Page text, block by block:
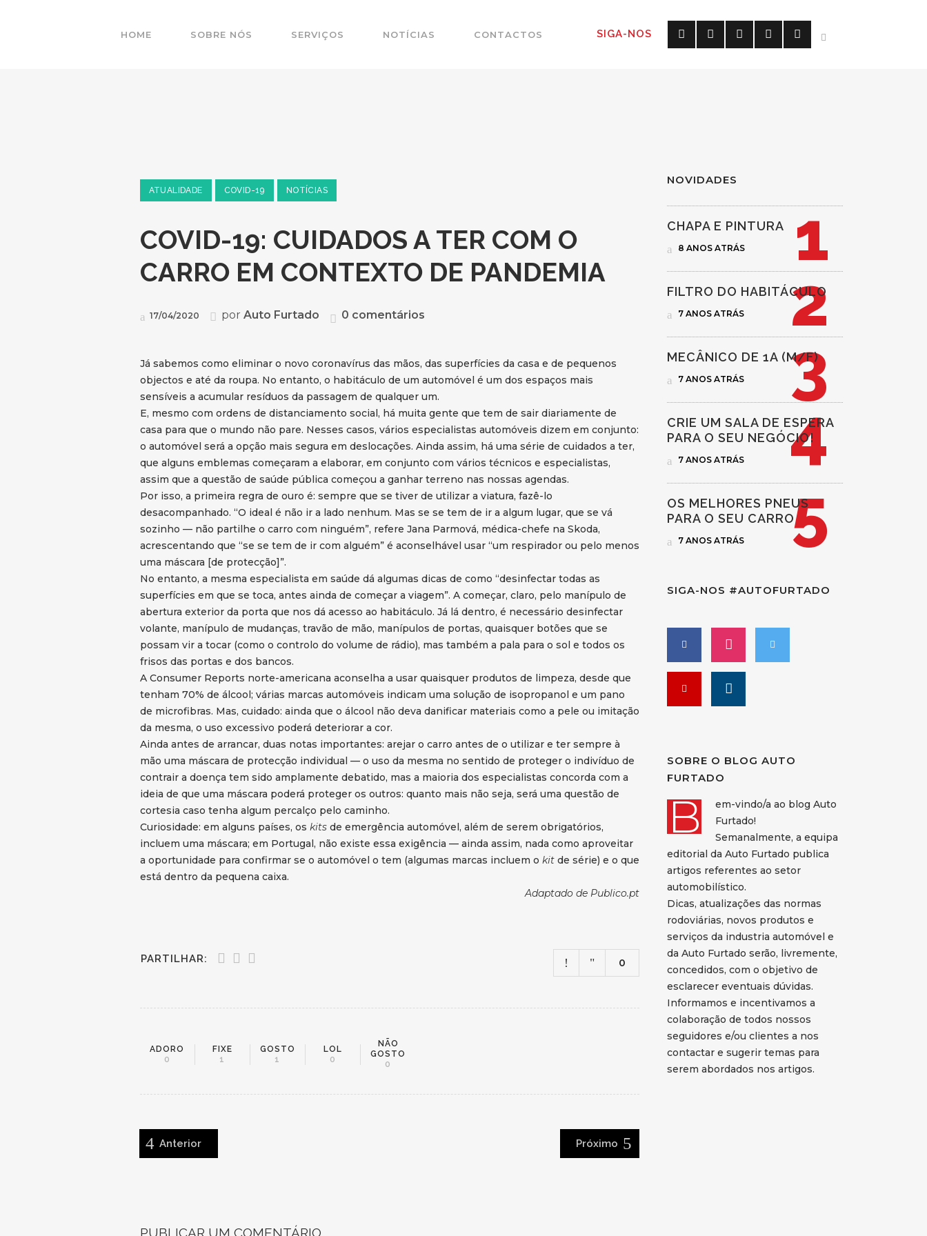
SIGA-NOS
HOME SOBRE NÓS SERVIÇOS NOTÍCIAS CONTACTOS
COVID-19: CUIDADOS A TER COM O
CARRO EM CONTEXTO DE PANDEMIA
ATUALIDADE COVID-19 NOTÍCIAS
COVID-19: CUIDADOS A TER COM O
CARRO EM CONTEXTO DE PANDEMIA
17/04/2020 por Auto Furtado 0 comentários
Já sabemos como eliminar o novo coronavírus das mãos, das superfícies da casa e de pequenos
objectos e até da roupa. No entanto, o habitáculo de um automóvel é um dos espaços mais
sensíveis a acumular resíduos da passagem de qualquer um.
E, mesmo com ordens de distanciamento social, há muita gente que tem de sair diariamente de
casa para que o mundo não pare. Nesses casos, vários especialistas automóveis dizem em conjunto:
o automóvel será a opção mais segura em deslocações. Ainda assim, há uma série de cuidados a ter,
que alguns emblemas começaram a elaborar, em conjunto com vários técnicos e especialistas,
assim que a questão de saúde pública começou a ganhar terreno nas nossas agendas.
Por isso, a primeira regra de ouro é: sempre que se tiver de utilizar a viatura, fazê-lo
desacompanhado. “O ideal é não ir a lado nenhum. Mas se se tem de ir a algum lugar, que se vá
sozinho — não partilhe o carro com ninguém”, refere Jana Parmová, médica-chefe na Skoda,
acrescentando que “se se tem de ir com alguém” é aconselhável usar “um respirador ou pelo menos
uma máscara [de protecção]”.
No entanto, a mesma especialista em saúde dá algumas dicas de como “desinfectar todas as
superfícies em que se toca, antes ainda de começar a viagem”. A começar, claro, pelo manípulo de
abertura exterior da porta que nos dá acesso ao habitáculo. Já lá dentro, é necessário desinfectar
volante, manípulo de mudanças, travão de mão, manípulos de portas, quaisquer botões que se
possam vir a tocar (como o controlo do volume de rádio), mas também a pala para o sol e todos os
frisos das portas e dos bancos.
A Consumer Reports norte-americana aconselha a usar quaisquer produtos de limpeza, desde que
tenham 70% de álcool; várias marcas automóveis indicam uma solução de isopropanol e um pano
de microfibras. Mas, cuidado: ainda que o álcool não deva danificar materiais como a pele ou imitação
da mesma, o uso excessivo poderá deteriorar a cor.
Ainda antes de arrancar, duas notas importantes: arejar o carro antes de o utilizar e ter sempre à
mão uma máscara de protecção individual — o uso da mesma no sentido de proteger o indivíduo de
contrair a doença tem sido amplamente debatido, mas a maioria dos especialistas concorda com a
ideia de que uma máscara poderá proteger os outros: quanto mais não seja, será uma questão de
cortesia caso tenha algum percalço pelo caminho.
Curiosidade: em alguns países, os kits de emergência automóvel, além de serem obrigatórios,
incluem uma máscara; em Portugal, não existe essa exigência — ainda assim, nada como aproveitar
a oportunidade para confirmar se o automóvel o tem (algumas marcas incluem o kitde série) e o que
está dentro da pequena caixa.
Adaptado de Publico.pt
PARTILHAR: 0
ADORO
0
FIXE
1
GOSTO
1
LOL
0
NÃO
GOSTO
0
Anterior Próximo
PUBLICAR UM COMENTÁRIO
NOVIDADES
CHAPA E PINTURA
8 ANOS ATRÁS
FILTRO DO HABITÁCULO
7 ANOS ATRÁS
MECÂNICO DE 1A (M/F)
7 ANOS ATRÁS
CRIE UM SALA DE ESPERA
PARA O SEU NEGÓCIO!
7 ANOS ATRÁS
OS MELHORES PNEUS
PARA O SEU CARRO
7 ANOS ATRÁS
SIGA-NOS #AUTOFURTADO
SOBRE O BLOG AUTO
FURTADO
B
em-vindo/a ao blog Auto
Furtado!
Semanalmente, a equipa
editorial da Auto Furtado publica
artigos referentes ao setor
automobilístico.
Dicas, atualizações das normas
rodoviárias, novos produtos e
serviços da industria automóvel e
da Auto Furtado serão, livremente,
concedidos, com o objetivo de
esclarecer eventuais dúvidas.
Informamos e incentivamos a
colaboração de todos nossos
seguidores e/ou clientes a nos
contactar e sugerir temas para
serem abordados nos artigos.